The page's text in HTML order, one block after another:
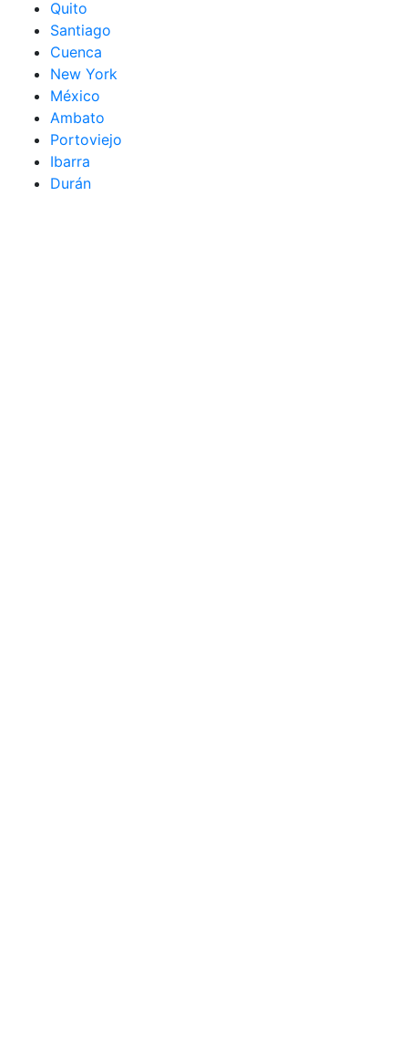
Quito
Santiago
Cuenca
New York
México
Ambato
Portoviejo
Ibarra
Durán